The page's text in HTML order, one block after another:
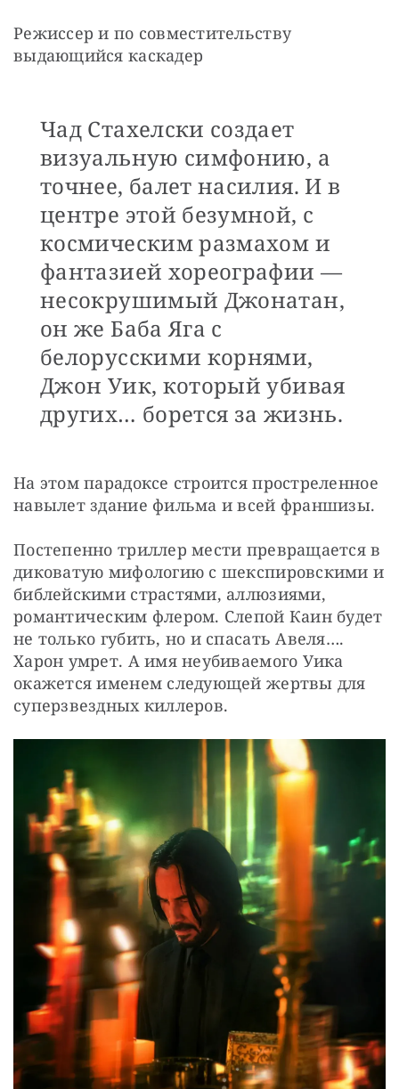
Режиссер и по совместительству
выдающийся каскадер
Чад Стахелски создает
визуальную симфонию, а
точнее, балет насилия. И в
центре этой безумной, с
космическим размахом и
фантазией хореографии —
несокрушимый Джонатан,
он же Баба Яга с
белорусскими корнями,
Джон Уик, который убивая
других… борется за жизнь.
На этом парадоксе строится простреленное
навылет здание фильма и всей франшизы.
Постепенно триллер мести превращается в
диковатую мифологию с шекспировскими и
библейскими страстями, аллюзиями,
романтическим флером. Слепой Каин будет
не только губить, но и спасать Авеля….
Харон умрет. А имя неубиваемого Уика
окажется именем следующей жертвы для
суперзвездных киллеров.